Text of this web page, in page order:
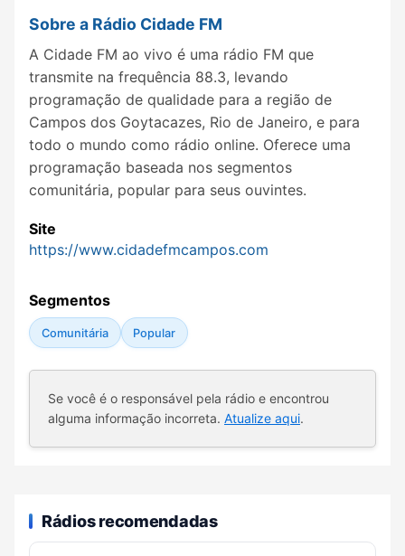
Sobre a Rádio Cidade FM
A Cidade FM ao vivo é uma rádio FM que
transmite na frequência 88.3, levando
programação de qualidade para a região de
Campos dos Goytacazes, Rio de Janeiro, e para
todo o mundo como rádio online. Oferece uma
programação baseada nos segmentos
comunitária, popular para seus ouvintes.
Site
https://www.cidadefmcampos.com
Segmentos
Comunitária Popular
Se você é o responsável pela rádio e encontrou
alguma informação incorreta. Atualize aqui.
Rádios recomendadas